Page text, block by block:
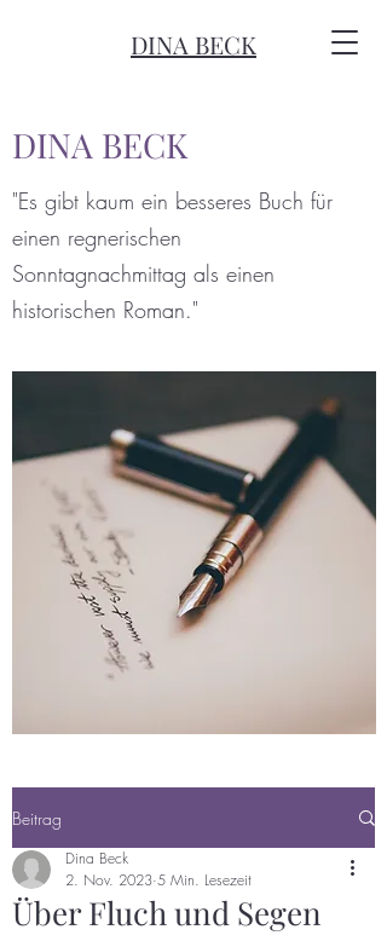
DINA BECK
DINA BECK
"Es gibt kaum ein besseres Buch für
einen regnerischen
Sonntagnachmittag als einen
historischen Roman."
Beitrag
Über Fluch und Segen
Dina Beck
2. Nov. 2023 5 Min. Lesezeit